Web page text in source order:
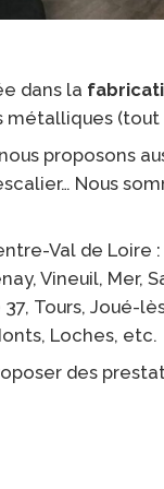
dans la
métalliques
proposons
Nous
Val de
Vineuil, Mer,
Tours, Joué-
Loches, etc.
des